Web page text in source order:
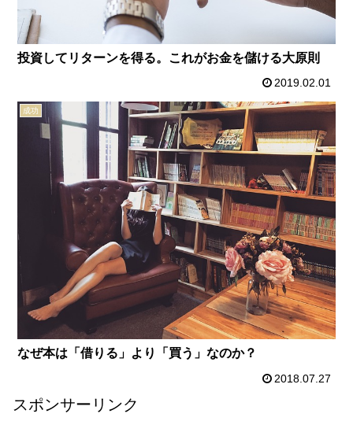
投資してリターンを得る。これがお金を儲ける大原則
2019.02.01
成功
なぜ本は「借りる」より「買う」なのか？
2018.07.27
スポンサーリンク